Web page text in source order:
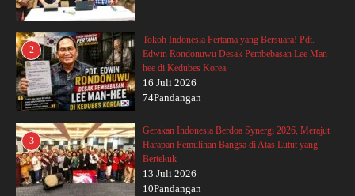
2
Tokoh Indonesia Pertama yang Bersuara! Pdt.
Edwin Rondonuwu Desak Pembebasan Lee Man-
hee di Kedubes Korea
16 Juli 2026
74Pandangan
3
Gerakan Indonesia Berdoa Synergi 2026, Merajut
Harapan Pemulihan Bangsa di Atas Lutut yang
Bertekuk
13 Juli 2026
10Pandangan